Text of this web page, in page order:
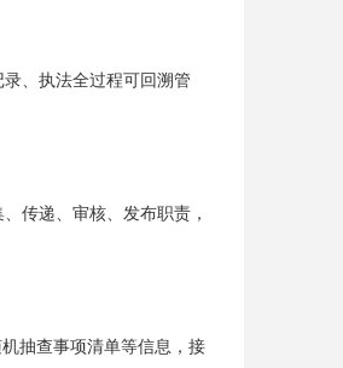
、执法全过程可回溯管
传递、审核、发布职责，
抽查事项清单等信息，接